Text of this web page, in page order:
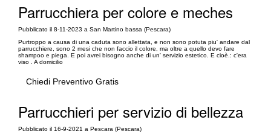
Parrucchiera per colore e meches
Pubblicato il 8-11-2023 a San Martino bassa (Pescara)
Purtroppo a causa di una caduta sono allettata, e non sono potuta piu' andare dal
parrucchiere, sono 2 mesi che non faccio il colore, ma oltre a quello devo fare
shampoo e piega. E poi avrei bisogno anche di un' servizio estetico. E cioè.: c'era
viso . A domicilio
Chiedi Preventivo Gratis
Parrucchieri per servizio di bellezza
Pubblicato il 16-9-2021 a Pescara (Pescara)